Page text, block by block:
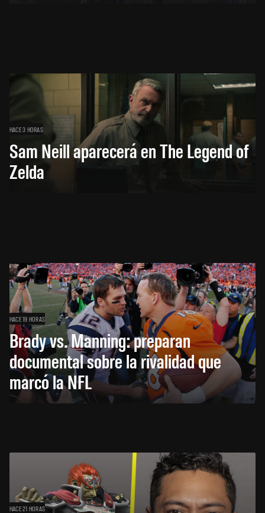
HACE 3 HORAS
Sam Neill aparecerá en The Legend of
Zelda
HACE 19 HORAS
Brady vs. Manning: preparan
documental sobre la rivalidad que
marcó la NFL
HACE 21 HORAS